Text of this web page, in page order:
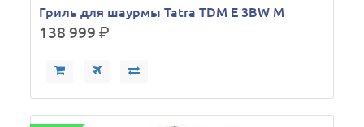
Гриль для шаурмы Tatra TDM E 3BW M
138 999р.